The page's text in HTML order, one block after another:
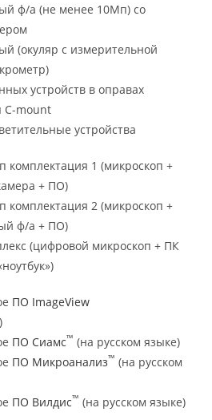
ф/а (не менее 10Мп) со
(окуляр с измерительной
устройств в оправах
C-mount
устройства
комплектация 1 (микроскоп +
+ ПО)
комплектация 2 (микроскоп +
ф/а + ПО)
(цифровой микроскоп + ПК
ПО ImageView
ПО Сиамс™ (на русском языке)
ПО Микроанализ™ (на русском
ПО Вилдис™ (на русском языке)